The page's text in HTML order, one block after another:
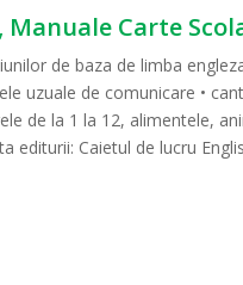
Carte
de baza de limba
uzuale de comunicare •
de la 1 la 12, alimentele,
Caietul de lucru